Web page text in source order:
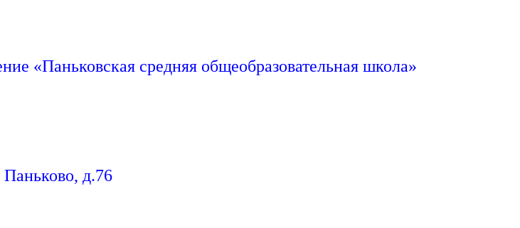
«Паньковская средняя общеобразовательная школа»
Паньково, д.76